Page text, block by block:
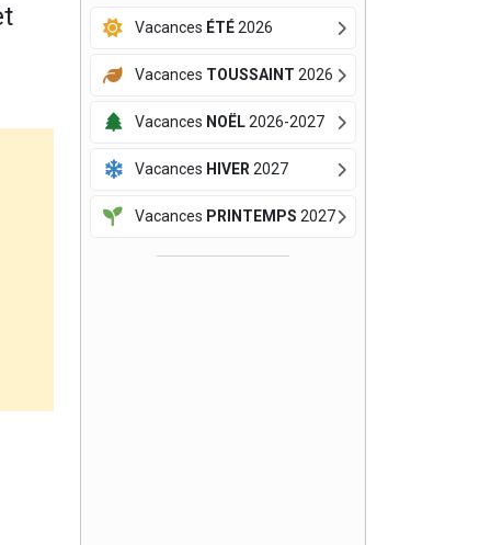
Vacances ÉTÉ2026
Vacances TOUSSAINT 2026
Vacances NOËL2026-2027
Vacances HIVER 2027
Vacances PRINTEMPS 2027